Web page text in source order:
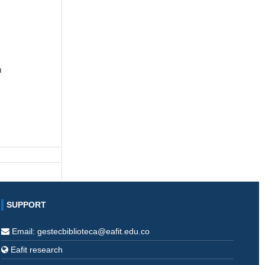
SUPPORT
Email: gestecbiblioteca@eafit.edu.co
Eafit research